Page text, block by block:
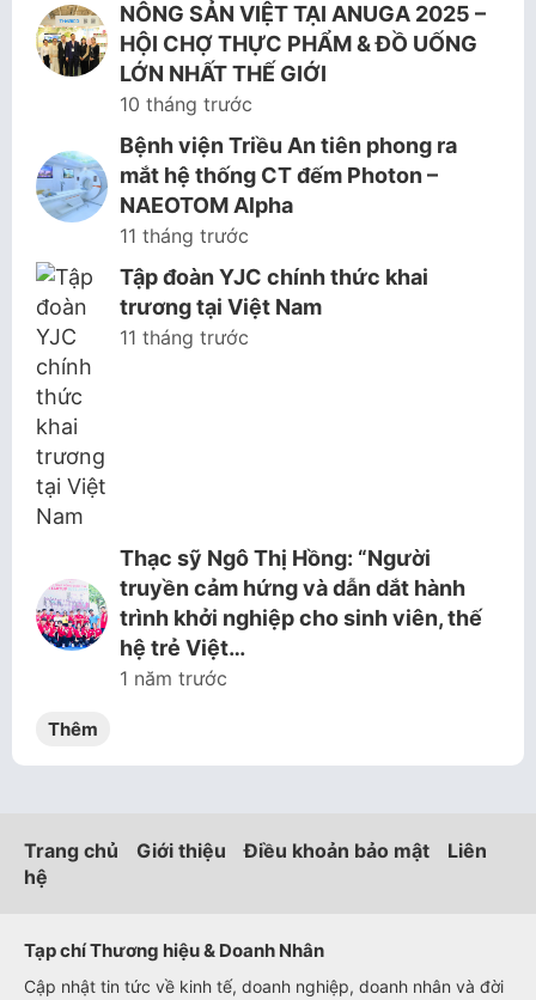
NÔNG SẢN VIỆT TẠI ANUGA 2025 –
HỘI CHỢ THỰC PHẨM & ĐỒ UỐNG
LỚN NHẤT THẾ GIỚI
10 tháng trước
Bệnh viện Triều An tiên phong ra
mắt hệ thống CT đếm Photon –
NAEOTOM Alpha
11 tháng trước
Tập đoàn YJC chính thức khai
trương tại Việt Nam
11 tháng trước
Thạc sỹ Ngô Thị Hồng: “Người
truyền cảm hứng và dẫn dắt hành
trình khởi nghiệp cho sinh viên, thế
hệ trẻ Việt…
1 năm trước
Thêm
Trang chủ Giới thiệu Điều khoản bảo mật
Liên
hệ
Tạp chí Thương hiệu & Doanh Nhân
Cập nhật tin tức về kinh tế, doanh nghiệp, doanh nhân và đời